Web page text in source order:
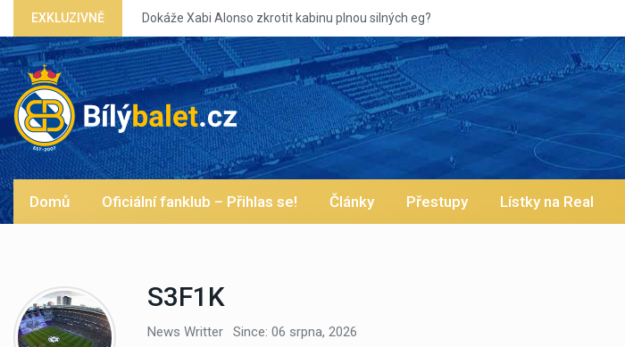
EXKLUZIVNĚ
zkrotit kabinu plnou silných eg?
Domů Oficiální fanklub – Přihlas se! Články Přestupy Lístky na Real
S3F1K
News Writter Since: 06 srpna, 2026